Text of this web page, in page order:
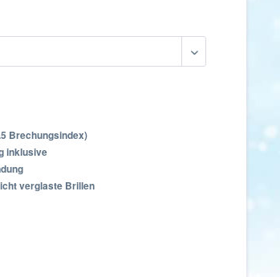
Brechungsindex)
inklusive
verglaste Brillen